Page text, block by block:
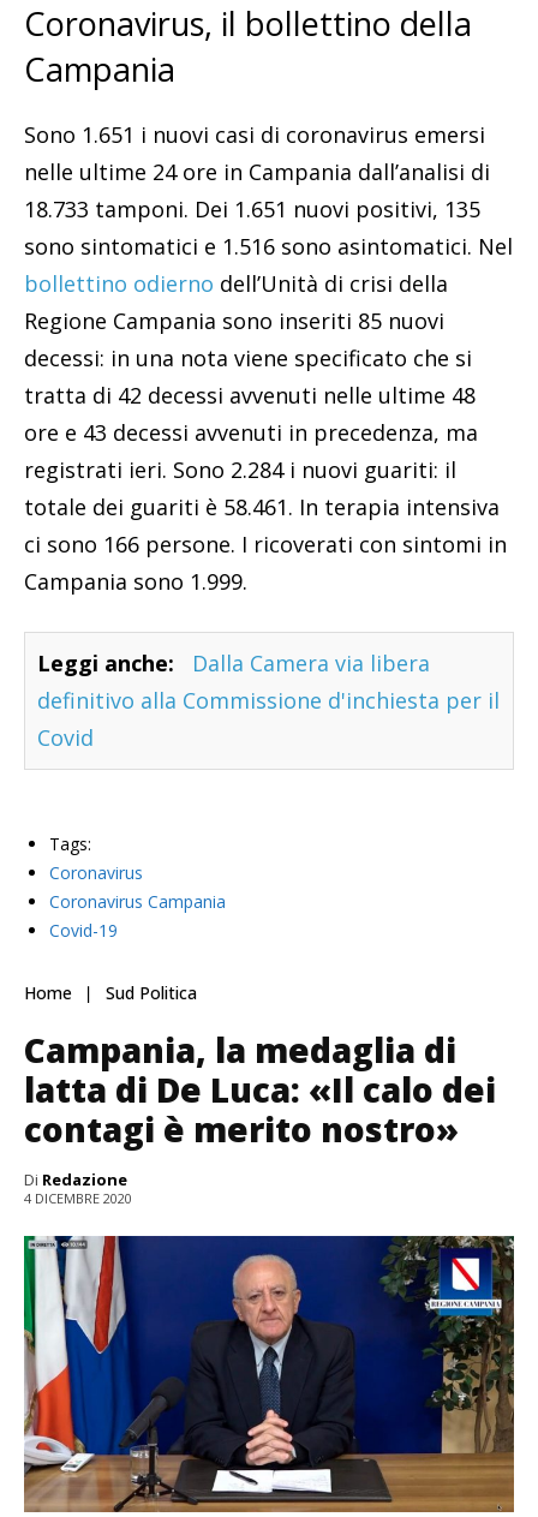
Coronavirus, il bollettino della
Campania
Sono 1.651 i nuovi casi di coronavirus emersi
nelle ultime 24 ore in Campania dall’analisi di
18.733 tamponi. Dei 1.651 nuovi positivi, 135
sono sintomatici e 1.516 sono asintomatici. Nel
bollettino odierno dell’Unità di crisi della
Regione Campania sono inseriti 85 nuovi
decessi: in una nota viene specificato che si
tratta di 42 decessi avvenuti nelle ultime 48
ore e 43 decessi avvenuti in precedenza, ma
registrati ieri. Sono 2.284 i nuovi guariti: il
totale dei guariti è 58.461. In terapia intensiva
ci sono 166 persone. I ricoverati con sintomi in
Campania sono 1.999.
Leggi anche:
Dalla Camera via libera
definitivo alla Commissione d'inchiesta per il
Covid
Tags:
Coronavirus
Coronavirus Campania
Covid-19
Home Sud Politica
Campania, la medaglia di
latta di De Luca: «Il calo dei
contagi è merito nostro»
Di Redazione
4 DICEMBRE 2020